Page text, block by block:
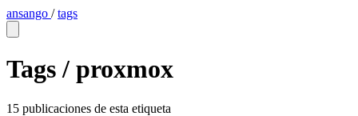
ansango /tags
Tags / proxmox
15 publicaciones de esta etiqueta